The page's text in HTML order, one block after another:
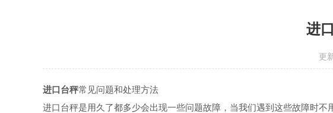
进
更
进口台秤常见问题和处理方法
进口台秤是用久了都多少会出现一些问题故障，当我们遇到这些故障时